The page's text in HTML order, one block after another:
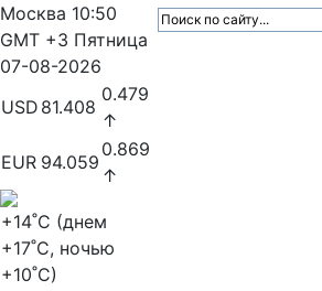
Москва 10:50
GMT +3 Пятница
07-08-2026
USD 81.408
0.479
↑
EUR 94.059
0.869
↑
+14˚C (днем
+17˚C, ночью
+10˚C)